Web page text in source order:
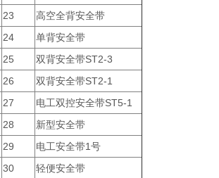
23
高空全背安全带
24
单背安全带
25
双背安全带ST2-3
26
双背安全带ST2-1
27
电工双控安全带ST5-1
28
新型安全带
29
电工安全带1号
30
轻便安全带